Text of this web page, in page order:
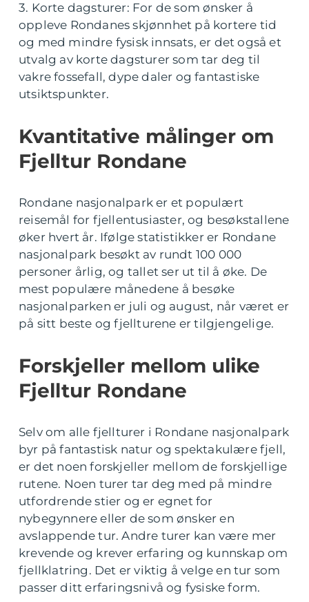
3. Korte dagsturer: For de som ønsker å
oppleve Rondanes skjønnhet på kortere tid
og med mindre fysisk innsats, er det også et
utvalg av korte dagsturer som tar deg til
vakre fossefall, dype daler og fantastiske
utsiktspunkter.
Kvantitative målinger om
Fjelltur Rondane
Rondane nasjonalpark er et populært
reisemål for fjellentusiaster, og besøkstallene
øker hvert år. Ifølge statistikker er Rondane
nasjonalpark besøkt av rundt 100 000
personer årlig, og tallet ser ut til å øke. De
mest populære månedene å besøke
nasjonalparken er juli og august, når været er
på sitt beste og fjellturene er tilgjengelige.
Forskjeller mellom ulike
Fjelltur Rondane
Selv om alle fjellturer i Rondane nasjonalpark
byr på fantastisk natur og spektakulære fjell,
er det noen forskjeller mellom de forskjellige
rutene. Noen turer tar deg med på mindre
utfordrende stier og er egnet for
nybegynnere eller de som ønsker en
avslappende tur. Andre turer kan være mer
krevende og krever erfaring og kunnskap om
fjellklatring. Det er viktig å velge en tur som
passer ditt erfaringsnivå og fysiske form.